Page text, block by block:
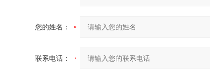
您的姓名：
联系电话：